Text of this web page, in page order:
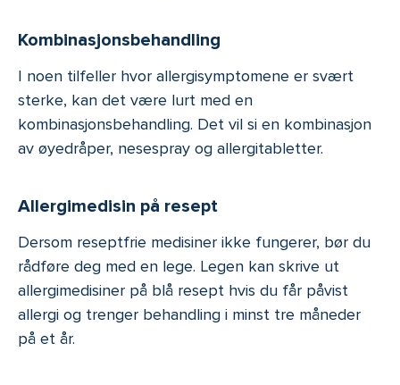
Kombinasjonsbehandling
I noen tilfeller hvor allergisymptomene er svært
sterke, kan det være lurt med en
kombinasjonsbehandling. Det vil si en kombinasjon
av øyedråper, nesespray og allergitabletter.
Allergimedisin på resept
Dersom reseptfrie medisiner ikke fungerer, bør du
rådføre deg med en lege. Legen kan skrive ut
allergimedisiner på blå resept hvis du får påvist
allergi og trenger behandling i minst tre måneder
på et år.